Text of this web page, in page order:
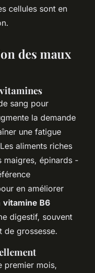
cellules sont en
des maux
sang pour
la demande
une fatigue
aliments riches
maigres, épinards -
en améliorer
vitamine B6
digestif, souvent
de grossesse.
premier mois,